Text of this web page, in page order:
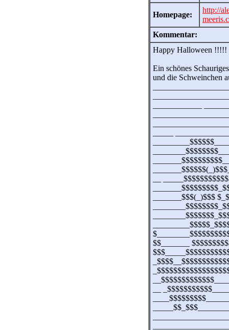
Homepage:
http://
Kommentar:
Happy Halloween !!!!!
Ein schönes
und die Schweinchen
__
_______$$$(_)$$$
$$_______
__